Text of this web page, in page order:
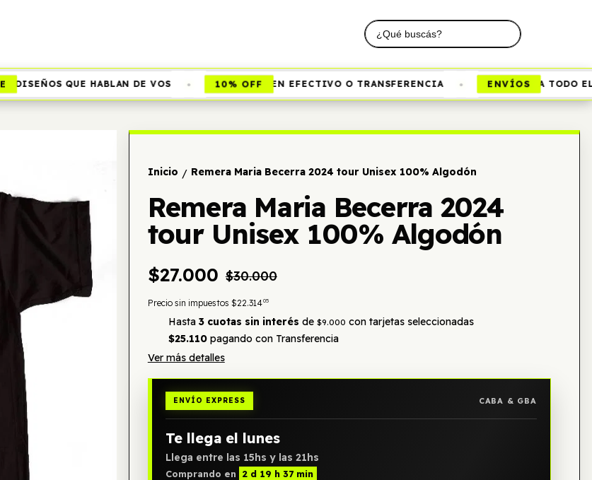
DISEÑOS QUE HABLAN DE VOS 10% OFF EN EFECTIVO O TRANSFERENCIA ENVÍOS A TODO EL
Inicio / Remera Maria Becerra 2024 tour Unisex 100% Algodón
Remera Maria Becerra 2024
tour Unisex 100% Algodón
$27.000 $30.000
Precio sin impuestos $22.31405
Hasta 3 cuotas sin interés de $9.000 con tarjetas seleccionadas
$25.110pagando con Transferencia
Ver más detalles
ENVÍO EXPRESS CABA & GBA
Te llega el lunes
Llega entre las 15hs y las 21hs
Comprando en 2 d 19 h 37 min